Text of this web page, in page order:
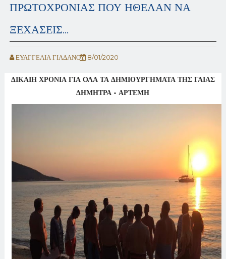
ΠΡΩΤΟΧΡΟΝΙΑΣ ΠΟΥ ΗΘΕΛΑΝ ΝΑ
ΞΕΧΑΣΕΙΣ...
EΥΑΓΓΕΛΙΑ ΓΙΑΔΑΝΟΥ 8/01/2020
ΔΙΚΑΙΗ ΧΡΟΝΙΑ ΓΙΑ ΟΛΑ ΤΑ ΔΗΜΙΟΥΡΓΗΜΑΤΑ ΤΗΣ ΓΑΙΑΣ
ΔΗΜΗΤΡΑ - ΑΡΤΕΜΗ